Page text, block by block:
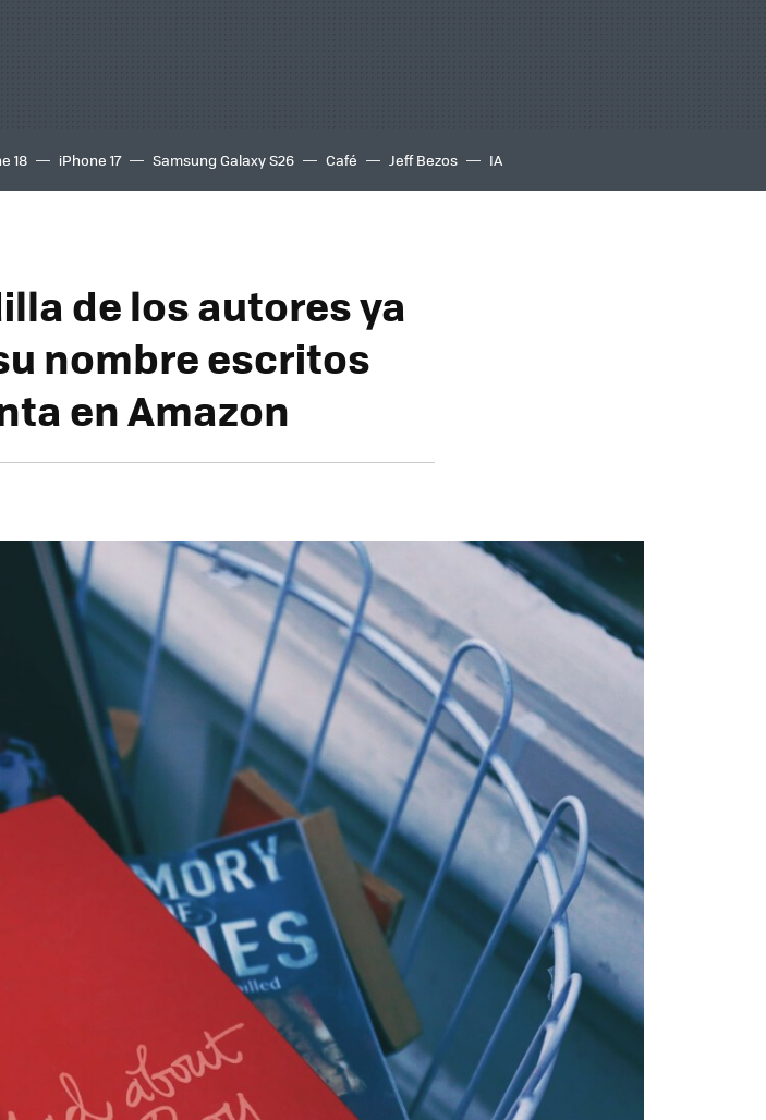
18 iPhone 17 Samsung Galaxy S26 Café Jeff Bezos IA
de los autores ya
nombre escritos
en Amazon